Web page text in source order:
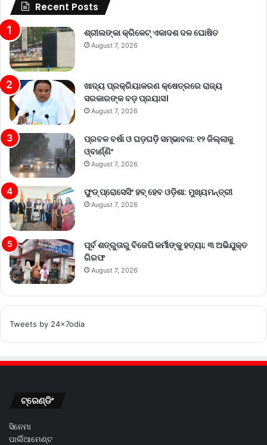
Recent Posts
ଶ୍ରୀଲଙ୍କା କ୍ରିକେଟ୍‌ ଏକାଦଶ ଦଳ ଘୋଷିତ
August 7, 2026
ଖାଦ୍ୟ ପ୍ରକ୍ରିୟାକରଣ କ୍ଷେତ୍ରରେ ରାଜ୍ୟ
ସରକାରଙ୍କ ବଡ଼ ପ୍ରୟାସ।
August 7, 2026
ପ୍ରବଳ ବର୍ଷା ଓ ଘଡ଼ଘଡ଼ି ସମ୍ଭାବନା: ୧୨ ଜିଲ୍ଲାକୁ
ଓ୍ବାର୍ଣ୍ଣିଂ
August 7, 2026
ଫୁଡ୍ ପ୍ରୋସେସିଂ ହବ୍ ହେବ ଓଡ଼ିଶା: ମୁଖ୍ୟମନ୍ତ୍ରୀ
August 7, 2026
ପୂର୍ବ ଶତ୍ରୁତାରୁ ବିଜେପି କର୍ମୀଙ୍କୁ ହତ୍ୟା; ୩ ଅଭିଯୁକ୍ତ
ଗିରଫ
August 7, 2026
Tweets by 24x7odia
ଟ୍ରେଣ୍ଡିଂ
ସିନେମା
ପାର୍ଲିଆମେଣ୍ଟ